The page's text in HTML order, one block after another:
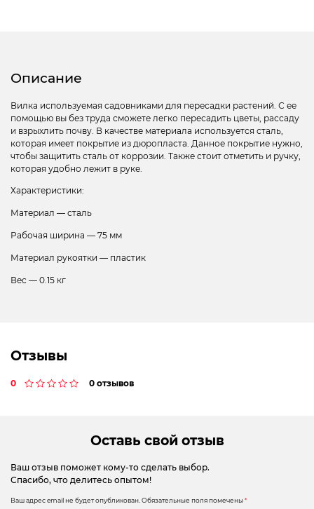
Описание
Вилка используемая садовниками для пересадки растений. С ее
помощью вы без труда сможете легко пересадить цветы, рассаду
и взрыхлить почву. В качестве материала используется сталь,
которая имеет покрытие из дюропласта. Данное покрытие нужно,
чтобы защитить сталь от коррозии. Также стоит отметить и ручку,
которая удобно лежит в руке.
Характеристики:
Материал — сталь
Рабочая ширина — 75 мм
Материал рукоятки — пластик
Вес — 0.15 кг
Отзывы
0 0 отзывов
Оставь свой отзыв
Ваш отзыв поможет кому-то сделать выбор.
Спасибо, что делитесь опытом!
Ваш адрес email не будет опубликован.Обязательные поля помечены*